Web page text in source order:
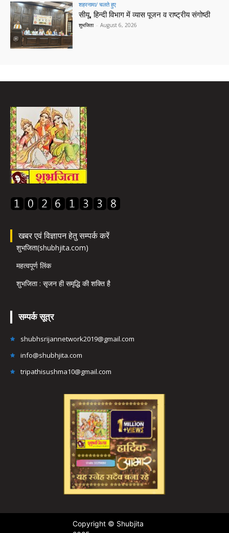
शहरनामा/ चलते हुए
सीयू, हिन्दी विभाग में व्यास पूजन व राष्ट्रीय संगोष्ठी
शुभजिता - August 6, 2026
खबर एवं विज्ञापन हेतु सम्पर्क करें
शुभजिता(shubhjita.com)
महत्वपूर्ण लिंक
शुभजिता : सृजन ही समृद्धि की शक्ति है
सम्पर्क सूत्र
shubhsrijannetwork2019@gmail.com
info@shubhjita.com
tripathisushma10@gmail.com
Copyright © Shubjita